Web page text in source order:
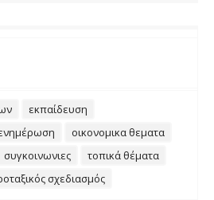
εκπαίδευση
οικονομικα θεματα
συγκοινωνιες
τοπικά θέματα
σχεδιασμός